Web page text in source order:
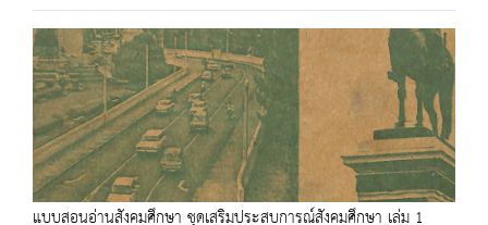
แบบสอนอ่านสังคมศึกษา ชุดเสริมประสบการณ์สังคมศึกษา เล่ม 1